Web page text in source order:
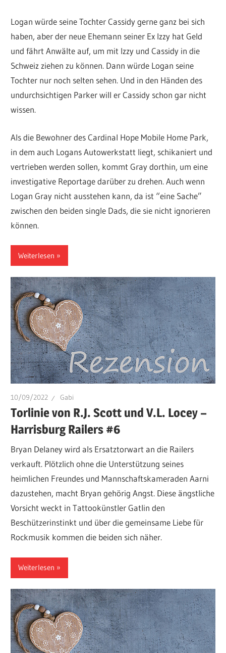
Logan würde seine Tochter Cassidy gerne ganz bei sich
haben, aber der neue Ehemann seiner Ex Izzy hat Geld
und fährt Anwälte auf, um mit Izzy und Cassidy in die
Schweiz ziehen zu können. Dann würde Logan seine
Tochter nur noch selten sehen. Und in den Händen des
undurchsichtigen Parker will er Cassidy schon gar nicht
wissen.
Als die Bewohner des Cardinal Hope Mobile Home Park,
in dem auch Logans Autowerkstatt liegt, schikaniert und
vertrieben werden sollen, kommt Gray dorthin, um eine
investigative Reportage darüber zu drehen. Auch wenn
Logan Gray nicht ausstehen kann, da ist “eine Sache”
zwischen den beiden single Dads, die sie nicht ignorieren
können.
Weiterlesen
10/09/2022 Gabi
Torlinie von R.J. Scott und V.L. Locey –
Harrisburg Railers #6
Bryan Delaney wird als Ersatztorwart an die Railers
verkauft. Plötzlich ohne die Unterstützung seines
heimlichen Freundes und Mannschaftskameraden Aarni
dazustehen, macht Bryan gehörig Angst. Diese ängstliche
Vorsicht weckt in Tattookünstler Gatlin den
Beschützerinstinkt und über die gemeinsame Liebe für
Rockmusik kommen die beiden sich näher.
Weiterlesen